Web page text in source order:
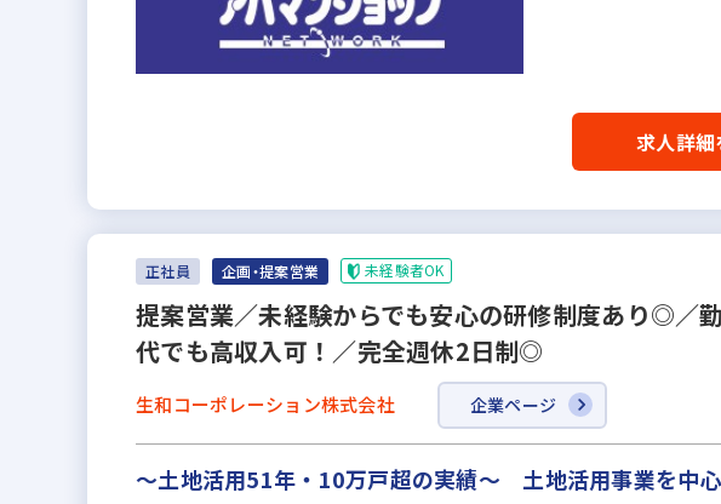
求人詳細
正社員 企画・提案営業 未経験者OK
提案営業／未経験からでも安心の研修制度あり◎／
代でも高収入可！／完全週休2日制◎
生和コーポレーション株式会社 企業ページ
～土地活用51年・10万戸超の実績～ 土地活用事業を中